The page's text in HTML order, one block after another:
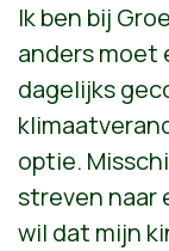
Ik ben bij
anders moet
dagelijks
optie.
streven naar
wil dat mijn